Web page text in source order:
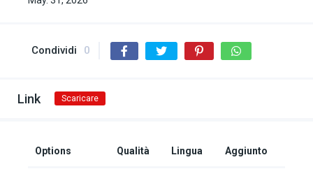
Condividi 0
Link Scaricare
Options Qualità Lingua Aggiunto